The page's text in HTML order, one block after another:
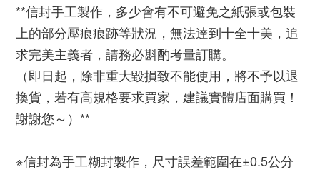
**信封手工製作，多少會有不可避免之紙張或包裝
上的部分壓痕痕跡等狀況，無法達到十全十美，追
求完美主義者，請務必斟酌考量訂購。
（即日起，除非重大毀損致不能使用，將不予以退
換貨，若有高規格要求買家，建議實體店面購買！
謝謝您～）**
※信封為手工糊封製作，尺寸誤差範圍在±0.5公分